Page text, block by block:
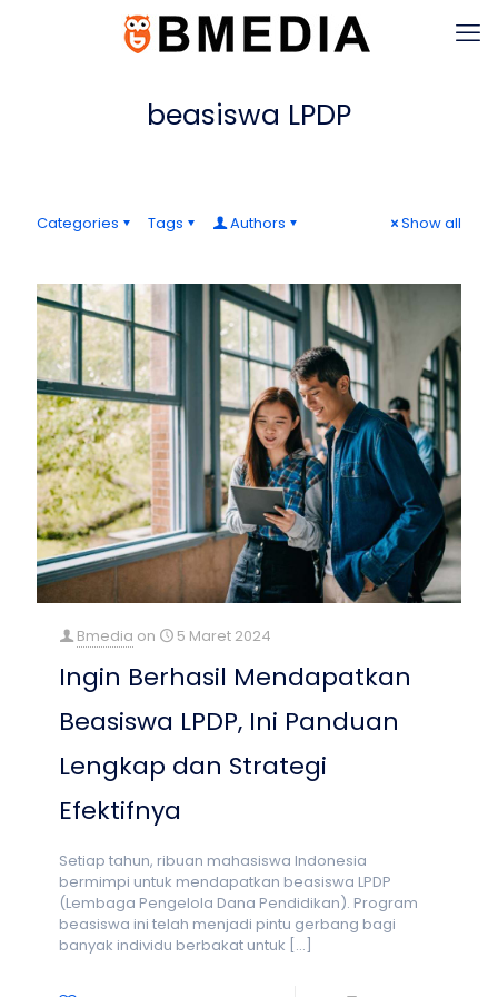
beasiswa LPDP
Categories Tags Authors Show all
Bmedia on 5 Maret 2024
Ingin Berhasil Mendapatkan
Beasiswa LPDP, Ini Panduan
Lengkap dan Strategi
Efektifnya
Setiap tahun, ribuan mahasiswa Indonesia
bermimpi untuk mendapatkan beasiswa LPDP
(Lembaga Pengelola Dana Pendidikan). Program
beasiswa ini telah menjadi pintu gerbang bagi
banyak individu berbakat untuk […]